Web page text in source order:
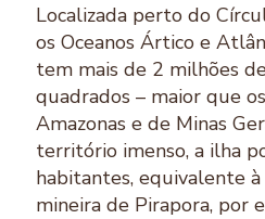
Localizada perto do
os Oceanos Ártico e
tem mais de 2 milhões
quadrados – maior que
Amazonas e de Minas
território imenso, a ilha
habitantes, equivalente
mineira de Pirapora, por